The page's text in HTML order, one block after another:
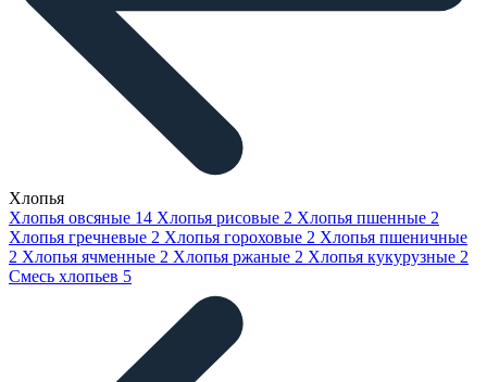
Хлопья
Хлопья овсяные 14 Хлопья рисовые 2 Хлопья пшенные 2
Хлопья гречневые 2 Хлопья гороховые 2 Хлопья пшеничные
2 Хлопья ячменные 2 Хлопья ржаные 2 Хлопья кукурузные 2
Смесь хлопьев 5